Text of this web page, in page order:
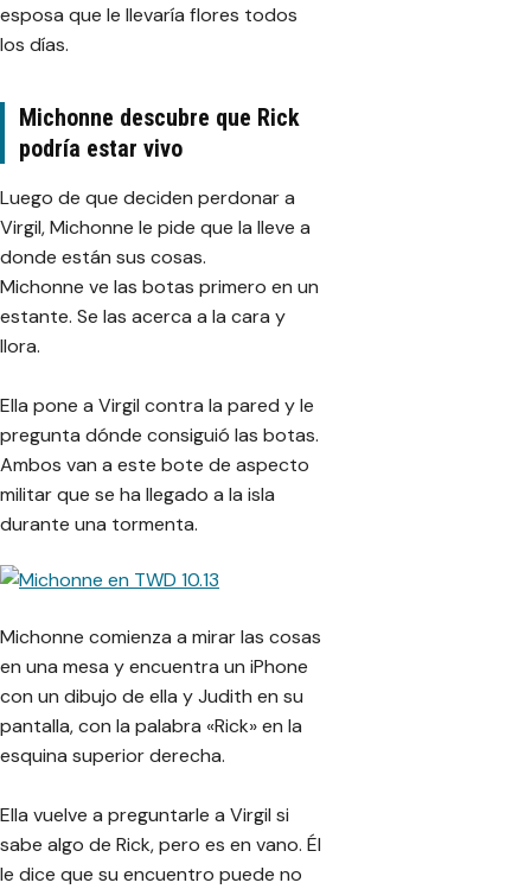
esposa que le llevaría flores todos
los días.
Michonne descubre que Rick
podría estar vivo
Luego de que deciden perdonar a
Virgil, Michonne le pide que la lleve a
donde están sus cosas.
Michonne ve las botas primero en un
estante. Se las acerca a la cara y
llora.
Ella pone a Virgil contra la pared y le
pregunta dónde consiguió las botas.
Ambos van a este bote de aspecto
militar que se ha llegado a la isla
durante una tormenta.
Michonne comienza a mirar las cosas
en una mesa y encuentra un iPhone
con un dibujo de ella y Judith en su
pantalla, con la palabra «Rick» en la
esquina superior derecha.
Ella vuelve a preguntarle a Virgil si
sabe algo de Rick, pero es en vano. Él
le dice que su encuentro puede no